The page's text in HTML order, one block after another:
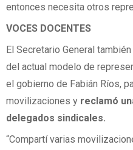
entonces necesita otros
VOCES DOCENTES
El Secretario General
del actual modelo de
el gobierno de Fabián Ríos,
movilizaciones y reclamó
delegados sindicales.
“Compartí varias